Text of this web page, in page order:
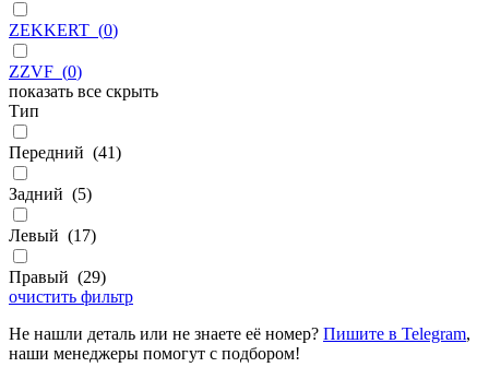
ZEKKERT (0)
ZZVF (0)
показать все скрыть
Тип
Передний (41)
Задний (5)
Левый (17)
Правый (29)
очистить фильтр
Не нашли деталь или не знаете её номер? Пишите в Telegram,
наши менеджеры помогут с подбором!